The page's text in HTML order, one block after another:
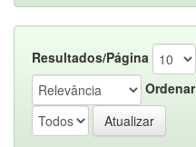
Resultados/Página
Ordenar